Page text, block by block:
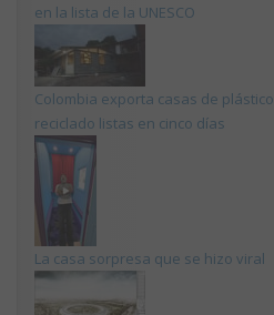
en la lista de la UNESCO
Colombia exporta casas de plástico
reciclado listas en cinco días
La casa sorpresa que se hizo viral